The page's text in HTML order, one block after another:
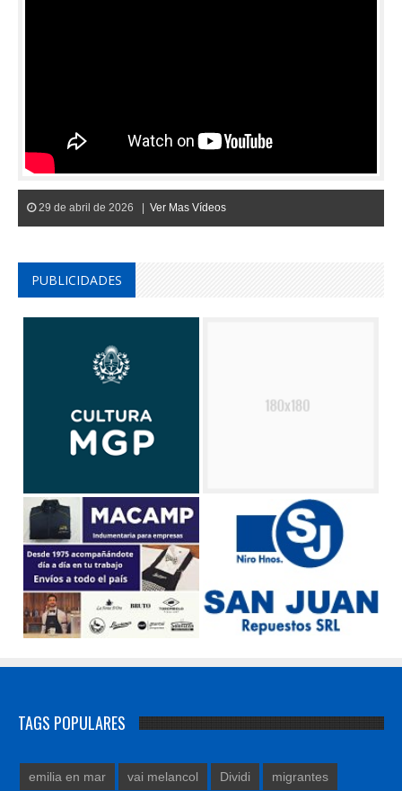
29 de abril de 2026 | Ver Mas Vídeos
PUBLICIDADES
TAGS POPULARES
emilia en mar vai melancol Dividi migrantes